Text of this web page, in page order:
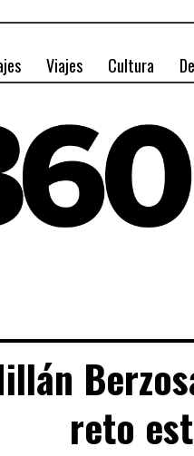
Viajes Cultura
reto